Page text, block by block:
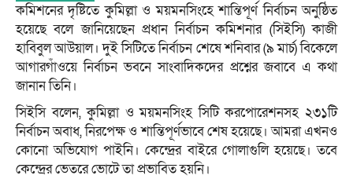
কমিশনের দৃষ্টিতে কুমিল্লা ও ময়মনসিংহে শান্তিপূর্ণ নির্বাচন অনুষ্ঠিত
হয়েছে বলে জানিয়েছেন প্রধান নির্বাচন কমিশনার (সিইসি) কাজী
হাবিবুল আউয়াল। দুই সিটিতে নির্বাচন শেষে শনিবার (৯ মার্চ) বিকেলে
আগারগাঁওয়ে নির্বাচন ভবনে সাংবাদিকদের প্রশ্নের জবাবে এ কথা
জানান তিনি।
সিইসি বলেন, কুমিল্লা ও ময়মনসিংহ সিটি করপোরেশনসহ ২৩১টি
নির্বাচন অবাধ, নিরপেক্ষ ও শান্তিপূর্ণভাবে শেষ হয়েছে। আমরা এখনও
কোনো অভিযোগ পাইনি। কেন্দ্রের বাইরে গোলাগুলি হয়েছে। তবে
কেন্দ্রের ভেতরে ভোটে তা প্রভাবিত হয়নি।